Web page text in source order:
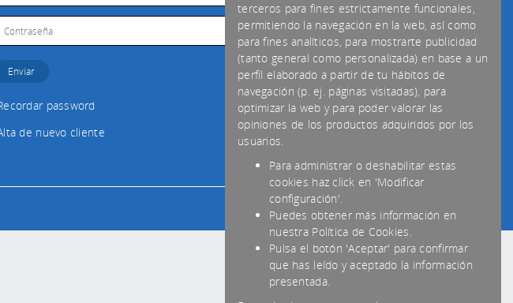
password
de nuevo cliente
terceros para fines estrictamente funcionales,
permitiendo la navegación en la web, así como
para fines analíticos, para mostrarte publicidad
(tanto general como personalizada) en base a un
perfil elaborado a partir de tu hábitos de
navegación (p. ej. páginas visitadas), para
optimizar la web y para poder valorar las
opiniones de los productos adquiridos por los
usuarios.
Para administrar o deshabilitar estas
cookies haz click en 'Modificar
configuración'.
Puedes obtener más información en
nuestra Política de Cookies.
Pulsa el botón 'Aceptar' para confirmar
que has leído y aceptado la información
presentada.